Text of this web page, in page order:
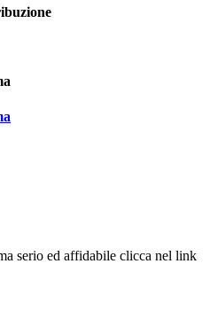
serio ed affidabile clicca nel link